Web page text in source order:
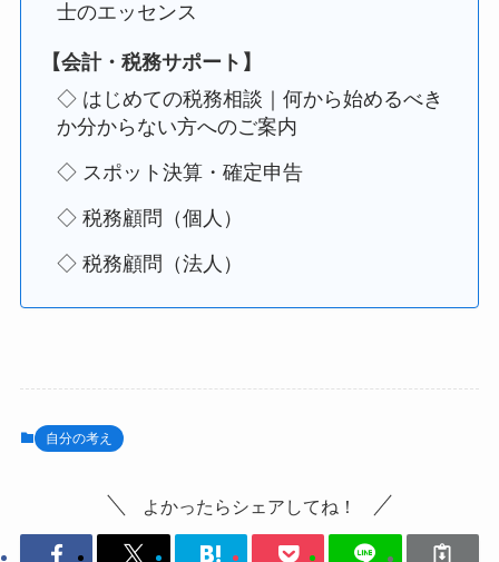
士のエッセンス
【会計・税務サポート】
◇ はじめての税務相談｜何から始めるべき
か分からない方へのご案内
◇ スポット決算・確定申告
◇ 税務顧問（個人）
◇ 税務顧問（法人）
自分の考え
よかったらシェアしてね！